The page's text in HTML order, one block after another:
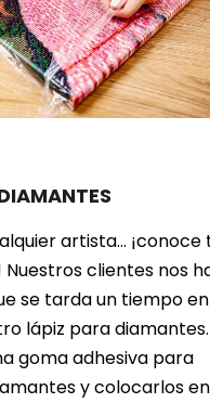
artista… ¡conoce
clientes nos
se tarda un tiempo en
lápiz para diamantes.
goma adhesiva para
y colocarlos